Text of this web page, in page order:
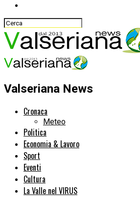
Valseriana News
Cronaca
Meteo
Politica
Economia & Lavoro
Sport
Eventi
Cultura
La Valle nel VIRUS